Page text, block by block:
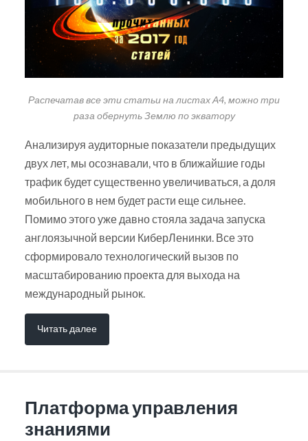
Распечатав все эти статьи на листах А4, можно три
раза обернуть Землю по экватору
Анализируя аудиторные показатели предыдущих
двух лет, мы осознавали, что в ближайшие годы
трафик будет существенно увеличиваться, а доля
мобильного в нем будет расти еще сильнее.
Помимо этого уже давно стояла задача запуска
англоязычной версии КиберЛенинки. Все это
сформировало технологический вызов по
масштабированию проекта для выхода на
международный рынок.
Читать далее
Платформа управления
знаниями